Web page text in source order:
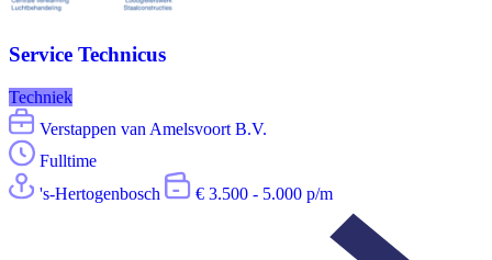
Service Technicus
Techniek
Verstappen van Amelsvoort B.V.
Fulltime
's-Hertogenbosch
€ 3.500 - 5.000 p/m